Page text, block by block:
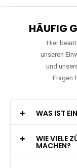
HÄUFIG
Hier
unseren
und
Fragen
WAS IST
WIE VIELE
MACHEN?